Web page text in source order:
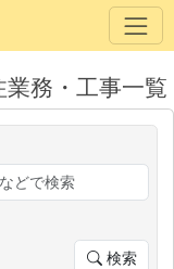
務・工事一覧
検索